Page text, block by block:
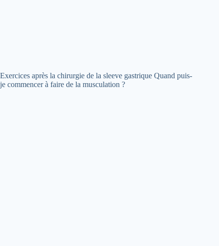
Exercices après la chirurgie de la sleeve gastrique Quand puis-
je commencer à faire de la musculation ?